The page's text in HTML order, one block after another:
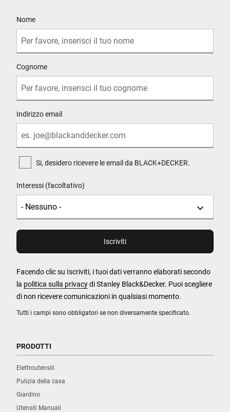
Tutti i campi sono obbligatori se non diversamente specificato.
Nome
Cognome
Indirizzo email
Si, desidero ricevere le email da BLACK+DECKER.
Interessi (facoltativo)
Facendo clic su Iscriviti, i tuoi dati verranno elaborati secondo
la politica sulla privacydi Stanley Black&Decker. Puoi scegliere
di non ricevere comunicazioni in qualsiasi momento.
PRODOTTI
Elettroutensili
Pulizia della casa
Giardino
Utensili Manuali